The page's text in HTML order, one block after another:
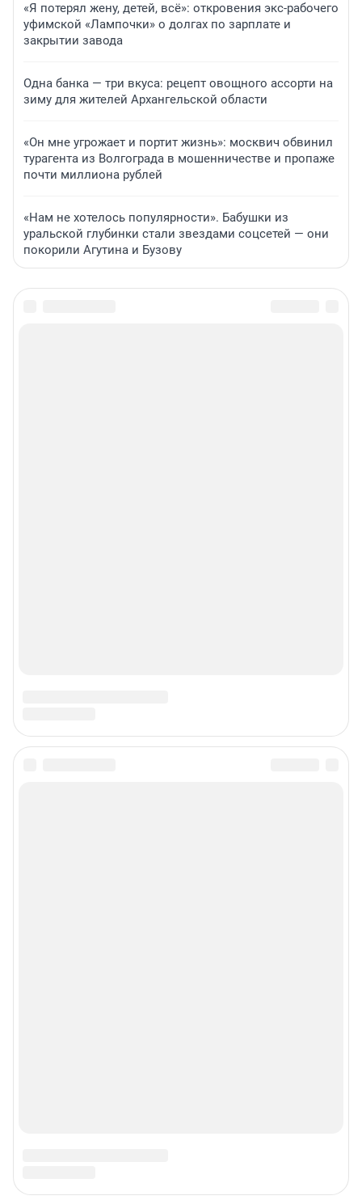
«Я потерял жену, детей, всё»: откровения экс-рабочего
уфимской «Лампочки» о долгах по зарплате и
закрытии завода
Одна банка — три вкуса: рецепт овощного ассорти на
зиму для жителей Архангельской области
«Он мне угрожает и портит жизнь»: москвич обвинил
турагента из Волгограда в мошенничестве и пропаже
почти миллиона рублей
«Нам не хотелось популярности». Бабушки из
уральской глубинки стали звездами соцсетей — они
покорили Агутина и Бузову